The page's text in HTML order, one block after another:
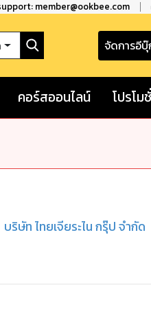
member@ookbee.com
จัดการอีบุ๊
คอร์สออนไลน์ โปรโม
บริษัท ไทยเจียระไน กรุ๊ป จำกัด